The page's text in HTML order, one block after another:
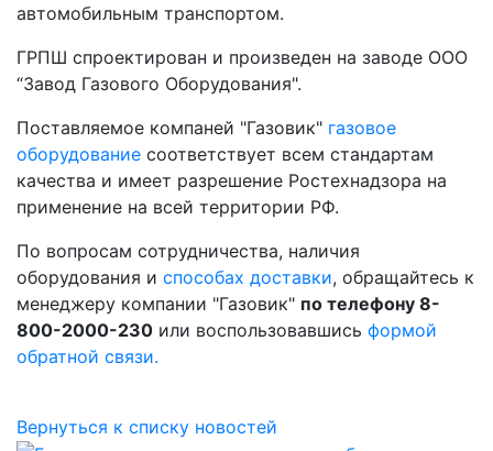
автомобильным транспортом.
ГРПШ спроектирован и произведен на заводе ООО
“Завод Газового Оборудования".
Поставляемое компаней "Газовик" газовое
оборудование соответствует всем стандартам
качества и имеет разрешение Ростехнадзора на
применение на всей территории РФ.
По вопросам сотрудничества, наличия
оборудования и способах доставки, обращайтесь к
менеджеру компании "Газовик" по телефону 8-
800-2000-230 или воспользовавшись формой
обратной связи.
Вернуться к списку новостей